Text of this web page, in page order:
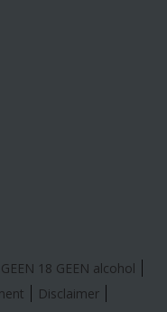
GEEN 18 GEEN alcohol
Disclaimer